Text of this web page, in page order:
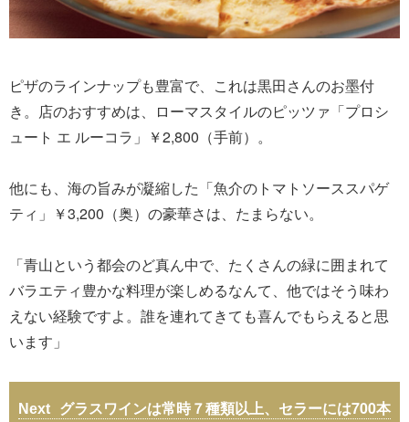
ピザのラインナップも豊富で、これは黒田さんのお墨付
き。店のおすすめは、ローマスタイルのピッツァ「プロシ
ュート エ ルーコラ」￥2,800（手前）。
他にも、海の旨みが凝縮した「魚介のトマトソーススパゲ
ティ」￥3,200（奥）の豪華さは、たまらない。
「青山という都会のど真ん中で、たくさんの緑に囲まれて
バラエティ豊かな料理が楽しめるなんて、他ではそう味わ
えない経験ですよ。誰を連れてきても喜んでもらえると思
います」
グラスワインは常時７種類以上、セラーには700本